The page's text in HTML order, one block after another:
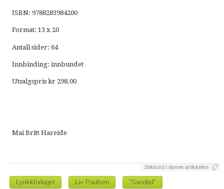
ISBN: 9788283984200
Format: 13 x 20
Antall sider: 64
Innbinding: innbundet
Utsalgspris kr 298.00
Mai Britt Hareide
Stikkord i denne artikkelen
Lyrikkforlaget Liv Paulsen "Sandtid"